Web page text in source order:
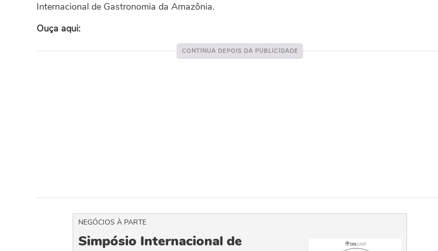
Internacional de Gastronomia da Amazônia.
Ouça aqui:
NEGÓCIOS À PARTE
Simpósio Internacional de